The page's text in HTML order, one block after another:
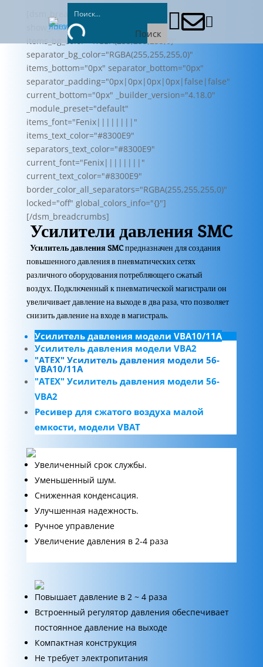
Поиск 
[dsm_breadcrumbs home_text="Пневмолюкс"
show_home_icon="off"
items_bg_color="RGBA(255,255,255,0)"
separator_bg_color="RGBA(255,255,255,0)"
items_bottom="0px" separator_bottom="0px"
separator_padding="0px|0px|0px|0px|false|false"
current_bottom="0px" _builder_version="4.18.0"
_module_preset="default"
items_font="Fenix||||||||"
items_text_color="#8300E9"
separators_text_color="#8300E9"
current_font="Fenix||||||||"
current_text_color="#8300E9"
border_color_all_separators="RGBA(255,255,255,0)"
locked="off" global_colors_info="{}"]
[/dsm_breadcrumbs]
Усилители давления SMC
Усилитель давления SMCпредназначен для создания
повышенного давления в пневматических сетях
различного оборудования потребляющего сжатый
воздух. Подключенный к пневматической магистрали он
увеличивает давление на выходе в два раза, что позволяет
снизить давление на входе в магистраль.
Усилитель давления модели VBA10/11A
Усилитель давления модели VBA2
"ATEX" Усилитель давления модели 56-
VBA10/11A
"ATEX" Усилитель давления модели 56-
VBA2
Ресивер для сжатого воздуха малой
емкости, модели VBAT
Увеличенный срок службы.
Уменьшенный шум.
Сниженная конденсация.
Улучшенная надежность.
Ручное управление
Увеличение давления в 2-4 раза
Повышает давление в 2 ~ 4 раза
Встроенный регулятор давления обеспечивает
постоянное давление на выходе
Компактная конструкция
Не требует электропитания